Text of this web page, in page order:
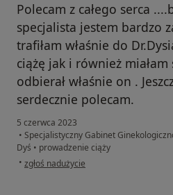
Polecam z całego serca
specjalista jestem bardzo
trafiłam właśnie do
ciążę jak i również miałam
odbierał właśnie on .
serdecznie polecam.
5 czerwca 2023
• Specjalistyczny Gabinet
Dyś • prowadzenie ciąży
• w opinii użytkownika WŁ
zgłoś nadużycie